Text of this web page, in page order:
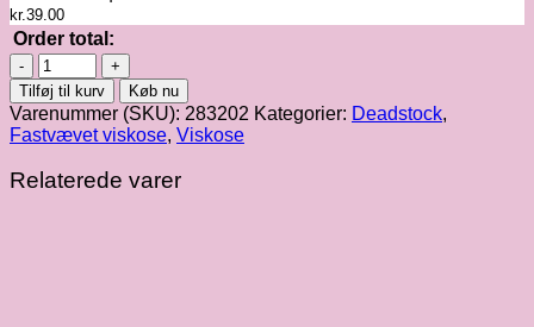
kr.39.00
Order total:
Stribet
viskose
i
grønne
nuancer
antal
Tilføj til kurv Køb nu
Varenummer (SKU): 283202 Kategorier: Deadstock,
Fastvævet viskose, Viskose
Relaterede varer